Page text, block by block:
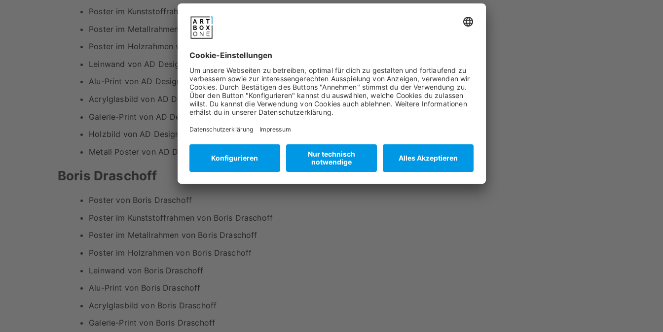
Poster im Kunststoffrahmen von AD Design
Poster im Metallrahmen von AD Design
Poster im Holzrahmen von AD Design
Leinwand von AD Design
Alu-Print von AD Design
Acrylglasbild von AD Design
Galerie-Print von AD Design
Holzbild von AD Design
Metall Poster von AD Design
Boris Draschoff
Poster von Boris Draschoff
Poster im Kunststoffrahmen von Boris Draschoff
Poster im Metallrahmen von Boris Draschoff
Poster im Holzrahmen von Boris Draschoff
Leinwand von Boris Draschoff
Alu-Print von Boris Draschoff
Acrylglasbild von Boris Draschoff
Galerie-Print von Boris Draschoff